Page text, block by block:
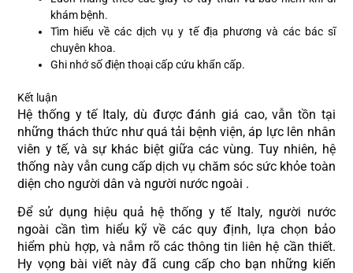
khám bệnh.
Tìm hiểu về các dịch vụ y tế địa phương và các bác sĩ
chuyên khoa.
Ghi nhớ số điện thoại cấp cứu khẩn cấp.
Kết luận
Hệ thống y tế Italy, dù được đánh giá cao, vẫn tồn tại
những thách thức như quá tải bệnh viện, áp lực lên nhân
viên y tế, và sự khác biệt giữa các vùng. Tuy nhiên, hệ
thống này vẫn cung cấp dịch vụ chăm sóc sức khỏe toàn
diện cho người dân và người nước ngoài .
Để sử dụng hiệu quả hệ thống y tế Italy, người nước
ngoài cần tìm hiểu kỹ về các quy định, lựa chọn bảo
hiểm phù hợp, và nắm rõ các thông tin liên hệ cần thiết.
Hy vọng bài viết này đã cung cấp cho bạn những kiến